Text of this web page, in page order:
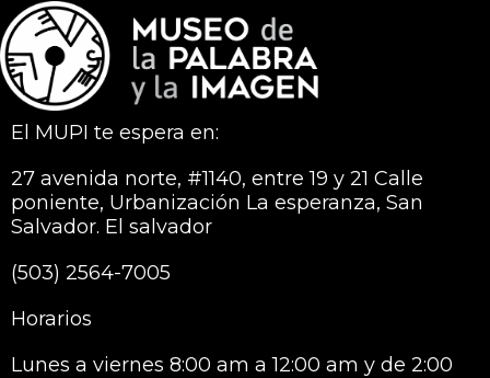
El MUPI te espera en:
27 avenida norte, #1140, entre 19 y 21 Calle
poniente, Urbanización La esperanza, San
Salvador. El salvador
(503) 2564-7005
Horarios
Lunes a viernes 8:00 am a 12:00 am y de 2:00